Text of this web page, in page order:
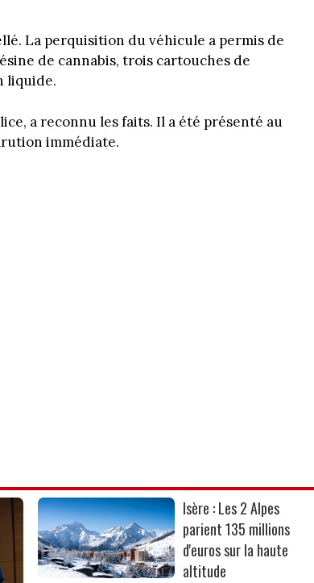
La perquisition du véhicule a permis de
de cannabis, trois cartouches de
liquide.
a reconnu les faits. Il a été présenté au
immédiate.
Isère : Les 2 Alpes
parient 135 millions
d'euros sur la haute
altitude